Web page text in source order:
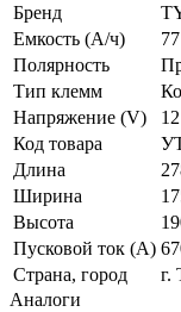
Бренд
Емкость (А/ч)
77
Полярность
Тип клемм
Напряжение (V)
12
Код товара
Длина
Ширина
Высота
Пусковой ток (А)
Страна, город
г.
Аналоги